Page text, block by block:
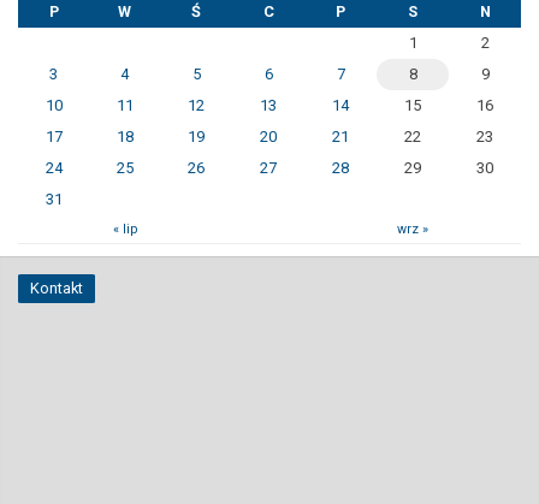
P W Ś C P S
N
1
2
3
4 5 6 7 8
9
10
11 12 13 14 15
16
17
18 19 20 21 22
23
24
25 26 27 28 29
30
31
« lip wrz »
Kontakt